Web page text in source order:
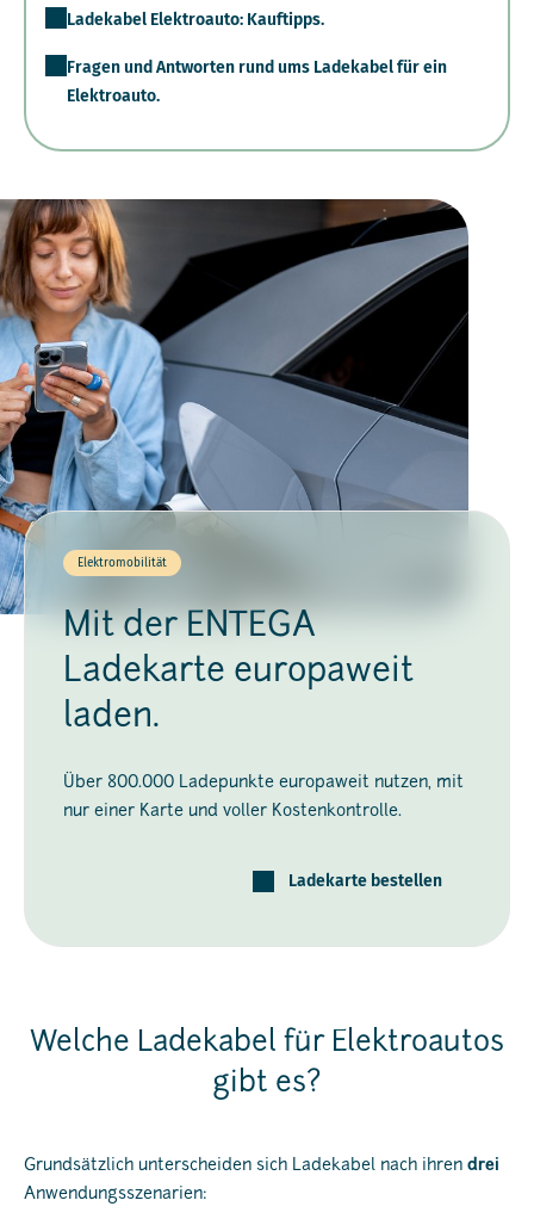
Ladekabel Elektroauto: Kauftipps.
Fragen und Antworten rund ums Ladekabel für ein
Elektroauto.
Elektromobilität
Mit der ENTEGA
Ladekarte europaweit
laden.
Über 800.000 Ladepunkte europaweit nutzen, mit
nur einer Karte und voller Kostenkontrolle.
Ladekarte bestellen
Welche Ladekabel für Elektroautos
gibt es?
Grundsätzlich unterscheiden sich Ladekabel nach ihren drei
Anwendungsszenarien: